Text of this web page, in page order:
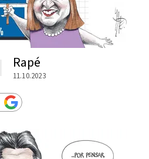
Rapé
11.10.2023